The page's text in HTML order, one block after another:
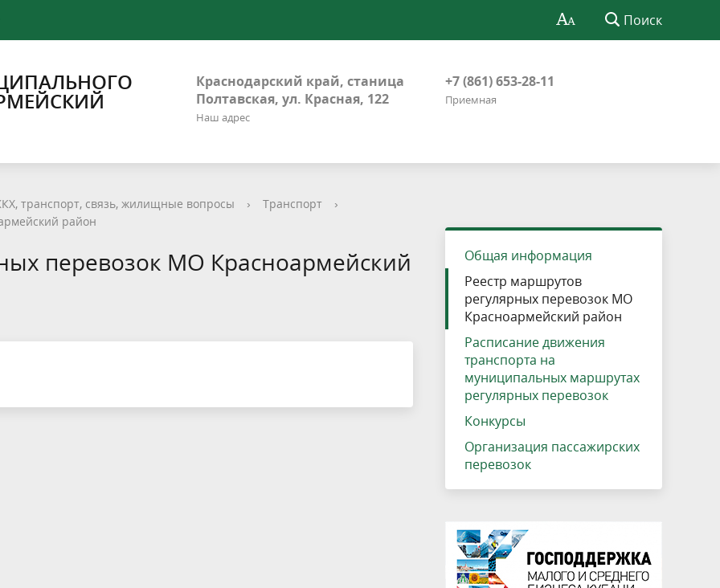
Поиск
Краснодарский край, станица
Полтавская, ул. Красная, 122
Наш адрес
+7 (861) 653-28-11
Приемная
транспорт, связь, жилищные вопросы › Транспорт
›
район
перевозок МО Красноармейский
Общая информация
Реестр маршрутов
регулярных перевозок МО
Красноармейский район
Расписание движения
транспорта на
муниципальных маршрутах
регулярных перевозок
Конкурсы
Организация пассажирских
перевозок